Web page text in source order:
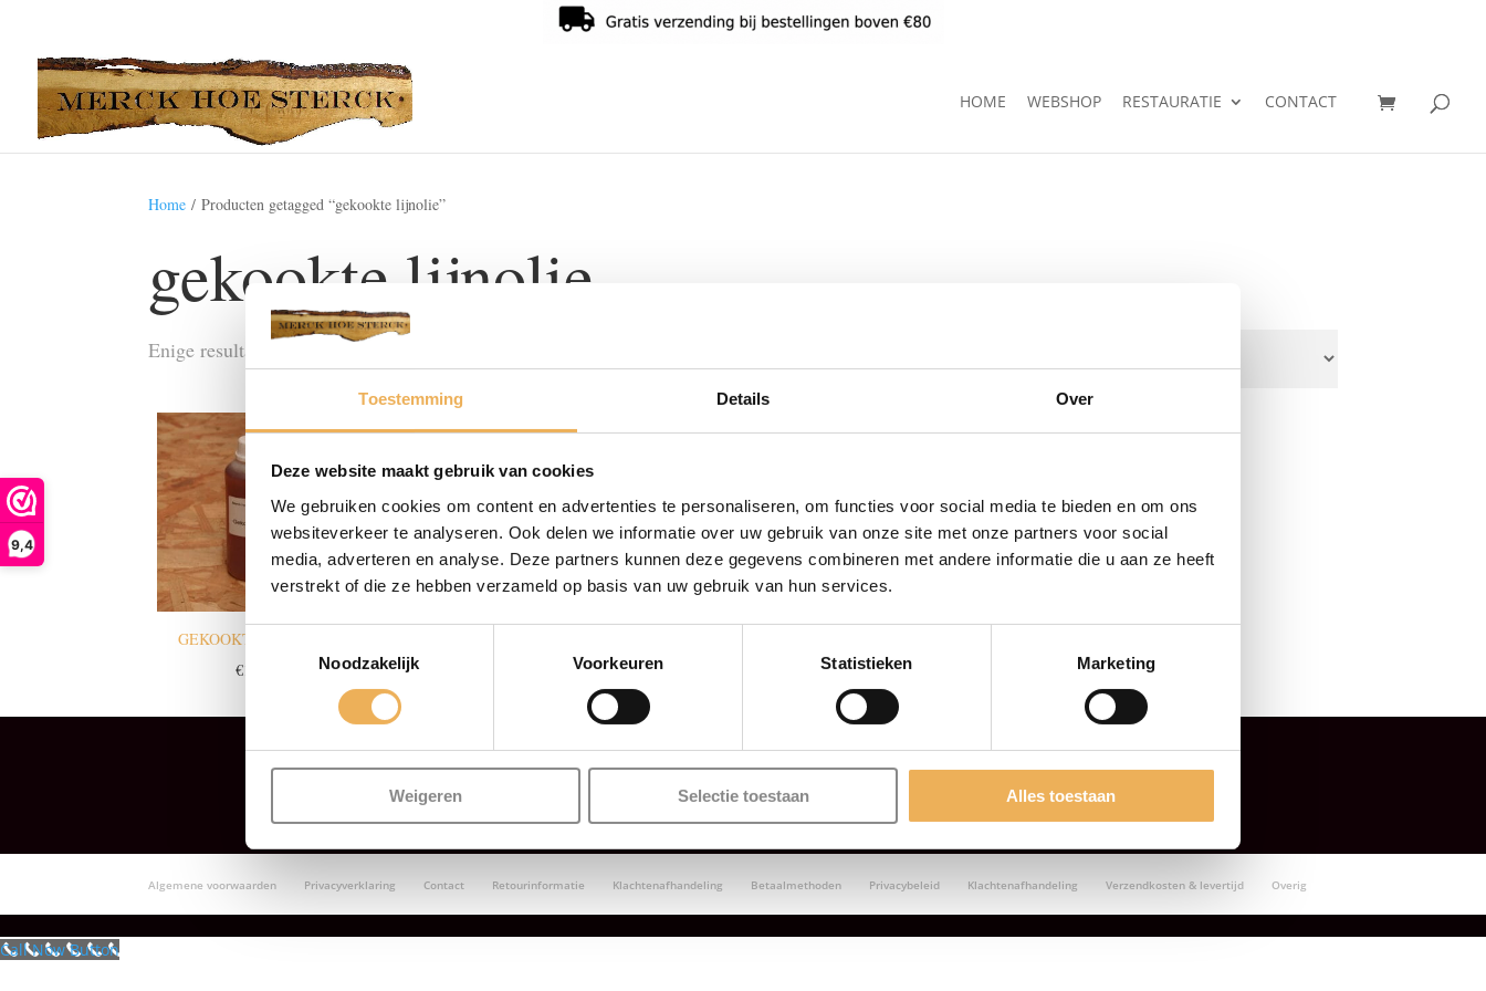
Toestemming Details Over
Deze website maakt gebruik van cookies
We gebruiken cookies om content en advertenties te personaliseren, om functies voor social media te bieden en om ons
websiteverkeer te analyseren. Ook delen we informatie over uw gebruik van onze site met onze partners voor social
media, adverteren en analyse. Deze partners kunnen deze gegevens combineren met andere informatie die u aan ze heeft
verstrekt of die ze hebben verzameld op basis van uw gebruik van hun services.
Toestemmingsselectie
Noodzakelijk
Voorkeuren Statistieken Marketing
Weigeren Selectie toestaan Alles toestaan
9,4
HOME WEBSHOP RESTAURATIE CONTACT
Home / Producten getagged “gekookte lijnolie”
gekookte lijnolie
Enige resultaat
GEKOOKTE LIJNOLIE
€
Algemene voorwaarden Privacyverklaring Contact Retourinformatie Klachtenafhandeling Betaalmethoden Privacybeleid Klachtenafhandeling Verzendkosten & levertijd Overig
Call Now Button